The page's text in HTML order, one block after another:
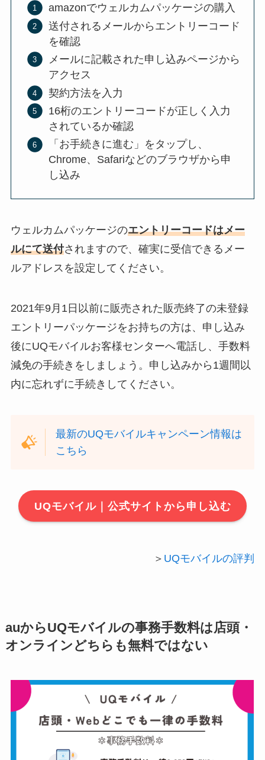
amazonでウェルカムパッケージの購入
送付されるメールからエントリーコード
を確認
メールに記載された申し込みページから
アクセス
契約方法を入力
16桁のエントリーコードが正しく入力
されているか確認
「お手続きに進む」をタップし、
Chrome、Safariなどのブラウザから申
し込み
ウェルカムパッケージのエントリーコードはメー
ルにて送付されますので、確実に受信できるメー
ルアドレスを設定してください。
2021年9月1日以前に販売された販売終了の未登録
エントリーパッケージをお持ちの方は、申し込み
後にUQモバイルお客様センターへ電話し、手数料
減免の手続きをしましょう。申し込みから1週間以
内に忘れずに手続きしてください。
最新のUQモバイルキャンペーン情報は
こちら
UQモバイル｜公式サイトから申し込む
＞ UQモバイルの評判
auからUQモバイルの事務手数料は店頭・
オンラインどちらも無料ではない